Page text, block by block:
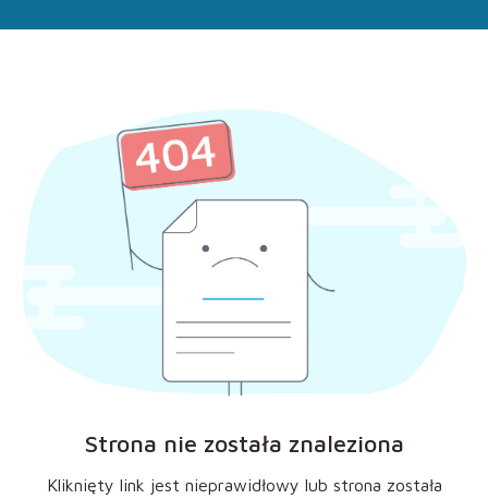
Strona nie została znaleziona
Kliknięty link jest nieprawidłowy lub strona została